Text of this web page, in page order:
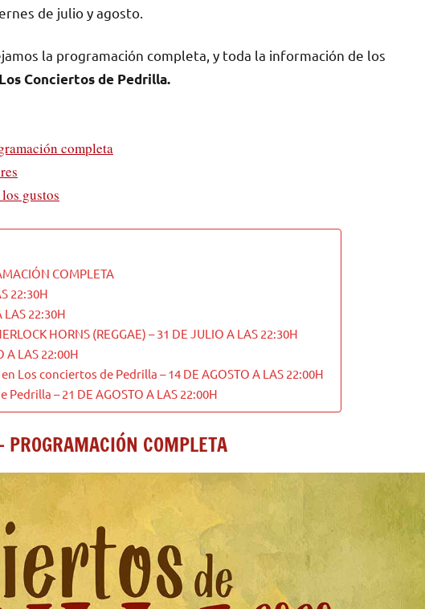
de julio y agosto.
la programación completa, y toda la información de los
Los Conciertos de Pedrilla.
completa
gustos
COMPLETA
22:30H
LAS 22:30H
HORNS (REGGAE) – 31 DE JULIO A LAS 22:30H
A LAS 22:00H
Los conciertos de Pedrilla – 14 DE AGOSTO A LAS 22:00H
Pedrilla – 21 DE AGOSTO A LAS 22:00H
PROGRAMACIÓN COMPLETA